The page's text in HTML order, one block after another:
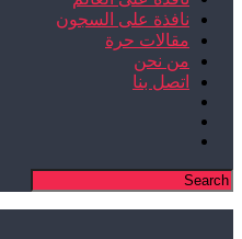
نافذة على السجون
مقالات حرة
من نحن
اتصل بنا